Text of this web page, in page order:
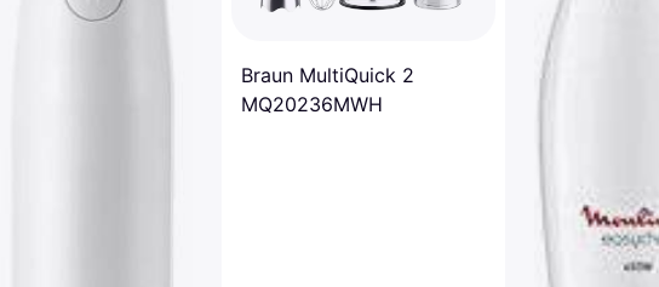
Braun MultiQuick 2
MQ20236MWH